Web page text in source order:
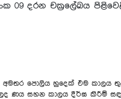
09 දරන චක්‍රලේඛය
පොලිය හුදෙක් එම කාලය
ණය සහන කාලය දීර්ඝ කිරීම්